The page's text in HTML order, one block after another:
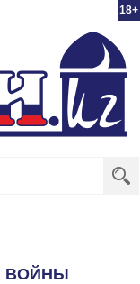
18+
ВОЙНЫ